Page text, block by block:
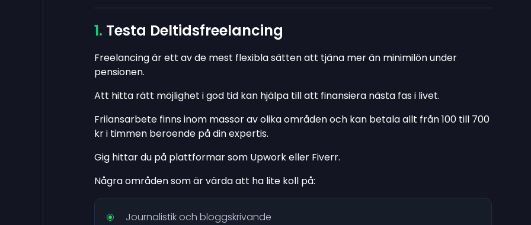
Testa Deltidsfreelancing
Freelancing är ett av de mest flexibla sätten att tjäna mer än minimilön under
pensionen.
Att hitta rätt möjlighet i god tid kan hjälpa till att finansiera nästa fas i livet.
Frilansarbete finns inom massor av olika områden och kan betala allt från 100 till 700
kr i timmen beroende på din expertis.
Gig hittar du på plattformar som Upwork eller Fiverr.
Några områden som är värda att ha lite koll på:
Journalistik och bloggskrivande